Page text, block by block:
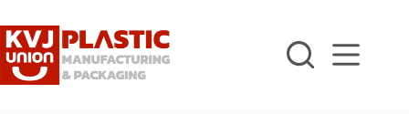
to
content